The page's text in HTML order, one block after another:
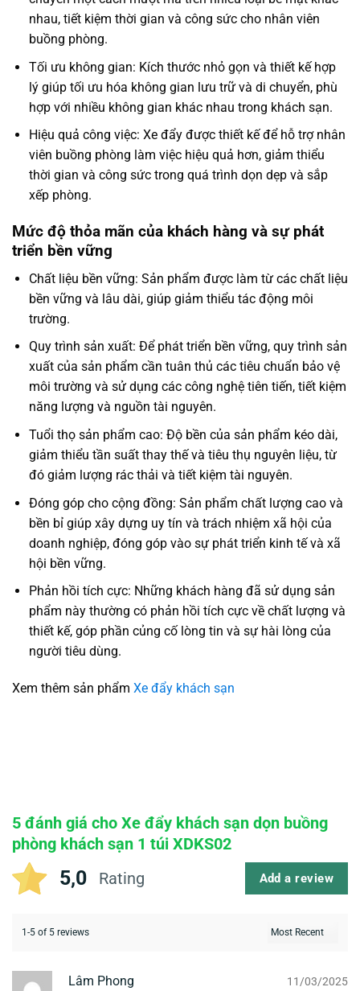
nhau, tiết kiệm thời gian và công sức cho nhân viên
buồng phòng.
Tối ưu không gian: Kích thước nhỏ gọn và thiết kế hợp
lý giúp tối ưu hóa không gian lưu trữ và di chuyển, phù
hợp với nhiều không gian khác nhau trong khách sạn.
Hiệu quả công việc: Xe đẩy được thiết kế để hỗ trợ nhân
viên buồng phòng làm việc hiệu quả hơn, giảm thiểu
thời gian và công sức trong quá trình dọn dẹp và sắp
xếp phòng.
Mức độ thỏa mãn của khách hàng và sự phát
triển bền vững
Chất liệu bền vững: Sản phẩm được làm từ các chất liệu
bền vững và lâu dài, giúp giảm thiểu tác động môi
trường.
Quy trình sản xuất: Để phát triển bền vững, quy trình sản
xuất của sản phẩm cần tuân thủ các tiêu chuẩn bảo vệ
môi trường và sử dụng các công nghệ tiên tiến, tiết kiệm
năng lượng và nguồn tài nguyên.
Tuổi thọ sản phẩm cao: Độ bền của sản phẩm kéo dài,
giảm thiểu tần suất thay thế và tiêu thụ nguyên liệu, từ
đó giảm lượng rác thải và tiết kiệm tài nguyên.
Đóng góp cho cộng đồng: Sản phẩm chất lượng cao và
bền bỉ giúp xây dựng uy tín và trách nhiệm xã hội của
doanh nghiệp, đóng góp vào sự phát triển kinh tế và xã
hội bền vững.
Phản hồi tích cực: Những khách hàng đã sử dụng sản
phẩm này thường có phản hồi tích cực về chất lượng và
thiết kế, góp phần củng cố lòng tin và sự hài lòng của
người tiêu dùng.
Xem thêm sản phẩm Xe đẩy khách sạn
5 đánh giá cho Xe đẩy khách sạn dọn buồng
phòng khách sạn 1 túi XDKS02
5,0 Rating Add a review
1-5 of 5 reviews
Lâm Phong 11/03/2025